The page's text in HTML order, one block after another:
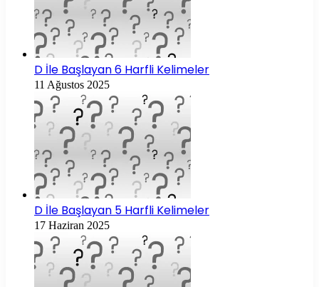
D İle Başlayan 6 Harfli Kelimeler
11 Ağustos 2025
D İle Başlayan 5 Harfli Kelimeler
17 Haziran 2025